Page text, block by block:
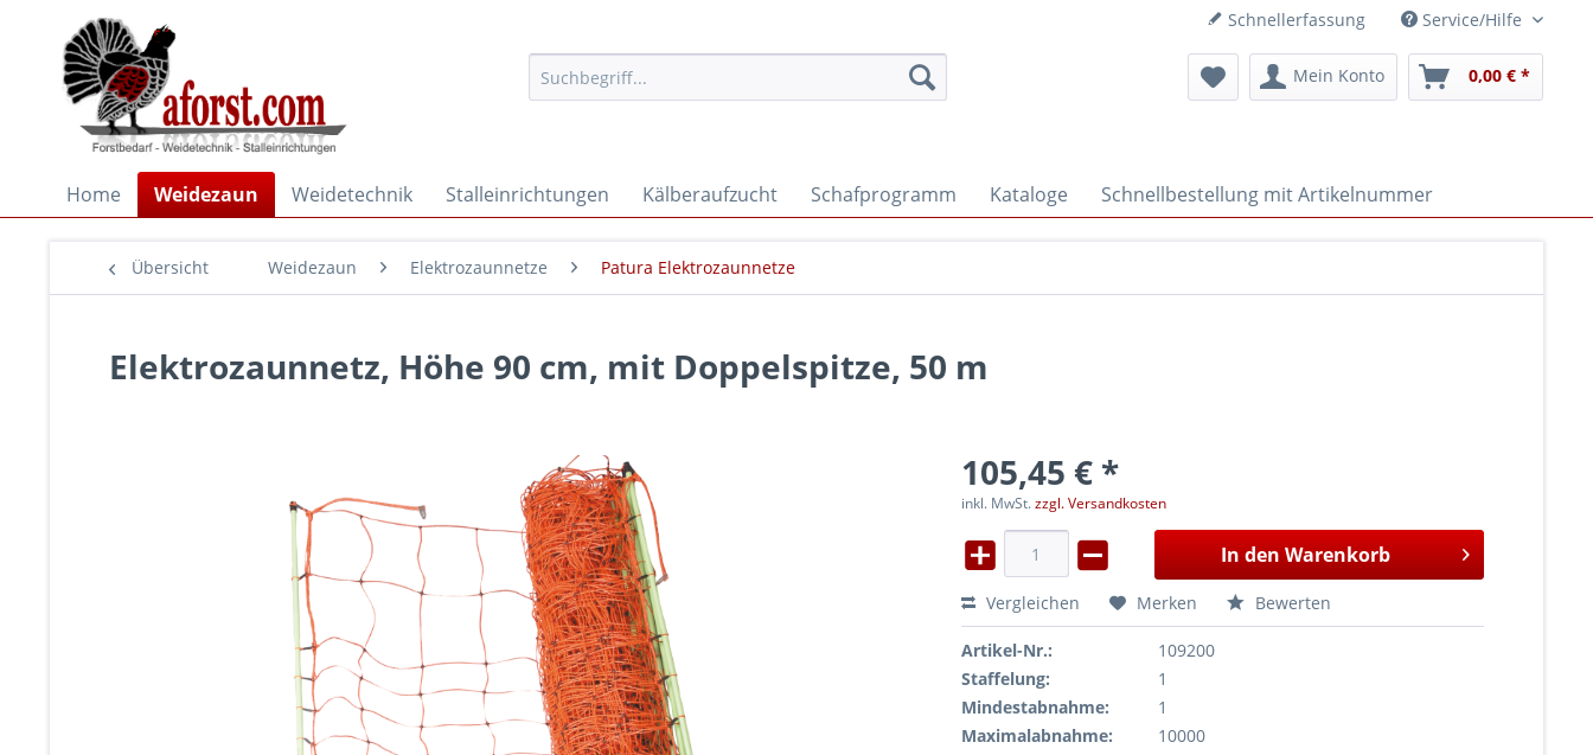
Schnellerfassung Service/Hilfe
Mein Konto 0,00 € *
Home Weidezaun Weidetechnik Stalleinrichtungen Kälberaufzucht Schafprogramm Kataloge Schnellbestellung mit Artikelnummer
Übersicht Weidezaun Elektrozaunnetze Patura Elektrozaunnetze
Elektrozaunnetz, Höhe 90 cm, mit Doppelspitze, 50 m
105,45 € *
inkl. MwSt.zzgl. Versandkosten
In den Warenkorb
Vergleichen Merken Bewerten
Artikel-Nr.:
109200
Staffelung:
1
Mindestabnahme:
1
Maximalabnahme:
10000